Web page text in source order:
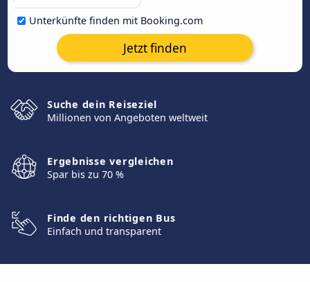
Unterkünfte finden mit Booking.com
Jetzt finden
Suche dein Reiseziel
Millionen von Angeboten weltweit
Ergebnisse vergleichen
Spar bis zu 70 %
Finde den richtigen Bus
Einfach und transparent